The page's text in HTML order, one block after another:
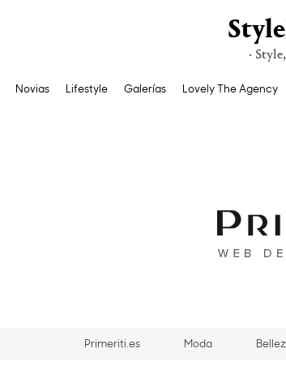
·
Novias Lifestyle Galerías Lovely The Agency
Primeriti.es Moda